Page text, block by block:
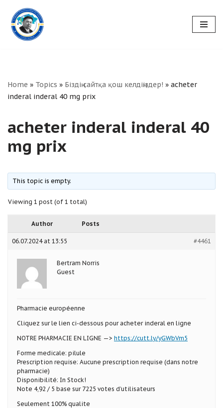
Skip
to
Home » Topics » Біздің сайтқа қош келдіңіздер! » acheter
inderal inderal 40 mg prix
acheter inderal inderal 40
mg prix
This topic is empty.
Viewing 1 post (of 1 total)
Author Posts
06.07.2024 at 13:55 #4461
Bertram Norris
Guest
Pharmacie européenne
Cliquez sur le lien ci-dessous pour acheter inderal en ligne
NOTRE PHARMACIE EN LIGNE —> https://cutt.ly/yGWbVm5
Forme medicale: pilule
Prescription requise: Aucune prescription requise (dans notre
pharmacie)
Disponibilité: In Stock!
Note 4,92 / 5 base sur 7225 votes d’utilisateurs
Seulement 100% qualite